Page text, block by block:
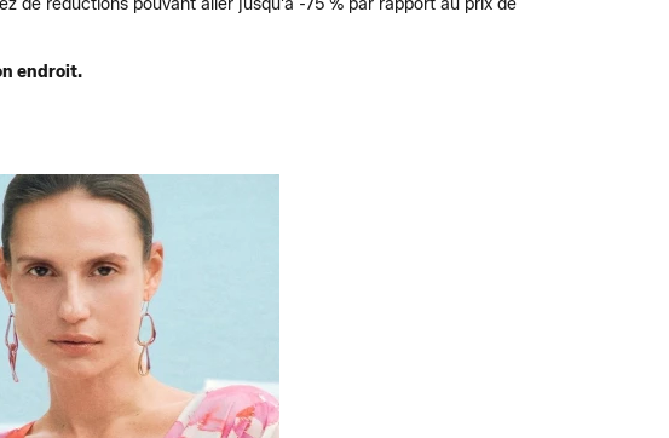
de réductions pouvant aller jusqu’à -75 % par rapport au prix de
endroit.